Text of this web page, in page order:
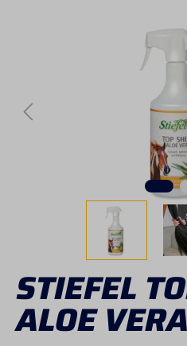
Bildergalerie überspringen
STIEFEL
ALOE